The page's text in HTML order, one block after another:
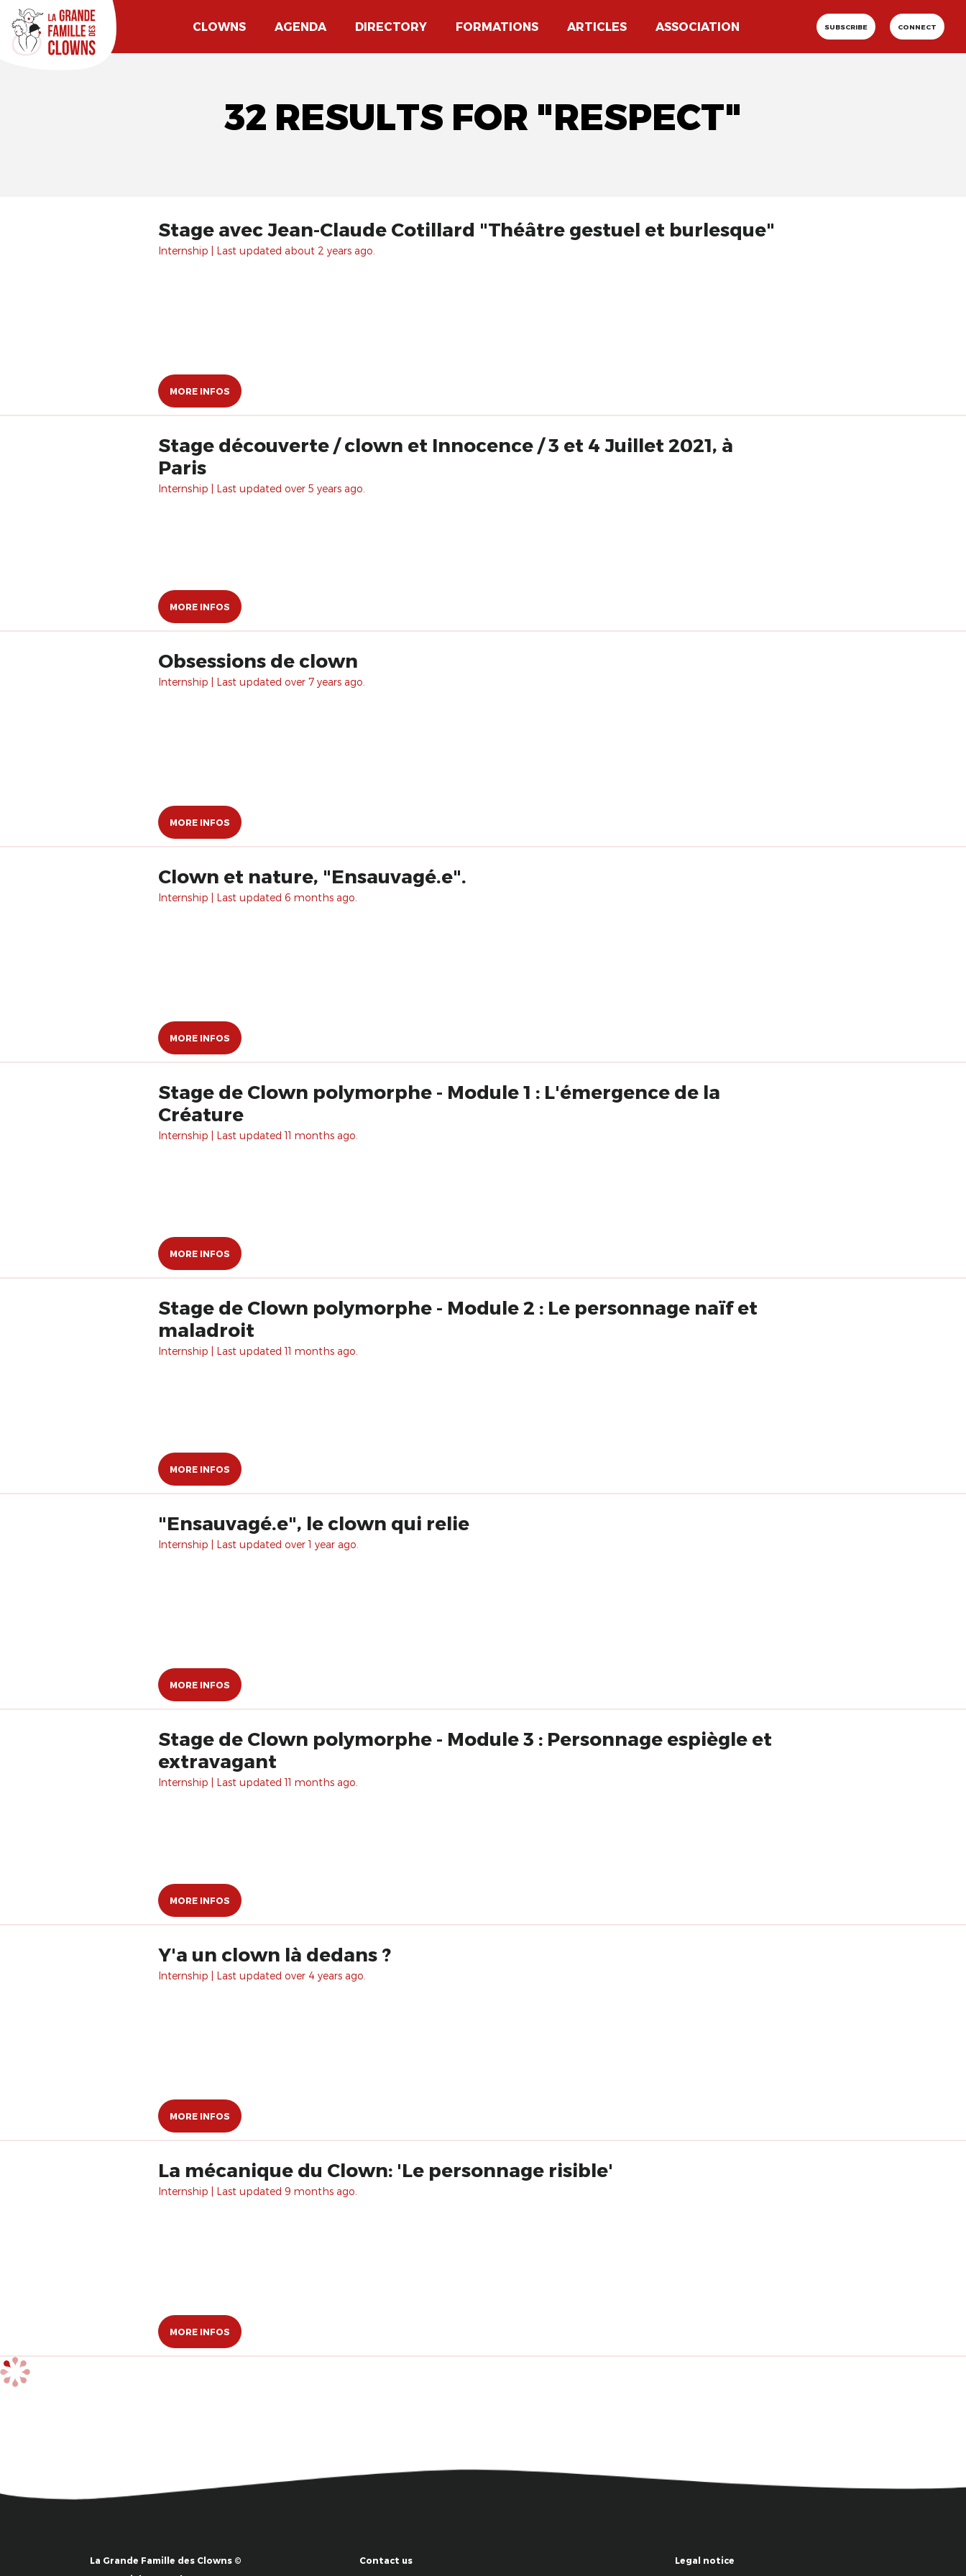
CLOWNS AGENDA DIRECTORY FORMATIONS ARTICLES ASSOCIATION SUBSCRIBE CONNECT
32 RESULTS FOR "RESPECT"
Stage avec Jean-Claude Cotillard "Théâtre gestuel et burlesque"
Internship | Last updated about 2 years ago.
MORE INFOS
Stage découverte / clown et Innocence / 3 et 4 Juillet 2021, à
Paris
Internship | Last updated over 5 years ago.
MORE INFOS
Obsessions de clown
Internship | Last updated over 7 years ago.
MORE INFOS
Clown et nature, "Ensauvagé.e".
Internship | Last updated 6 months ago.
MORE INFOS
Stage de Clown polymorphe - Module 1 : L'émergence de la
Créature
Internship | Last updated 11 months ago.
MORE INFOS
Stage de Clown polymorphe - Module 2 : Le personnage naïf et
maladroit
Internship | Last updated 11 months ago.
MORE INFOS
"Ensauvagé.e", le clown qui relie
Internship | Last updated over 1 year ago.
MORE INFOS
Stage de Clown polymorphe - Module 3 : Personnage espiègle et
extravagant
Internship | Last updated 11 months ago.
MORE INFOS
Y'a un clown là dedans ?
Internship | Last updated over 4 years ago.
MORE INFOS
La mécanique du Clown: 'Le personnage risible'
Internship | Last updated 9 months ago.
MORE INFOS
La Grande Famille des Clowns ©
Contact us Legal notice